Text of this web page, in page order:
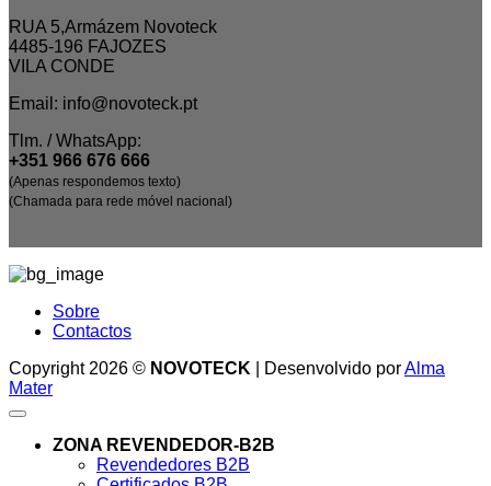
RUA 5,Armázem Novoteck
4485-196 FAJOZES
VILA CONDE
Email: info@novoteck.pt
Tlm. / WhatsApp:
+351 966 676 666
(Apenas respondemos texto)
(Chamada para rede móvel nacional)
Sobre
Contactos
Copyright 2026 © NOVOTECK | Desenvolvido porAlma
Mater
ZONA REVENDEDOR-B2B
Revendedores B2B